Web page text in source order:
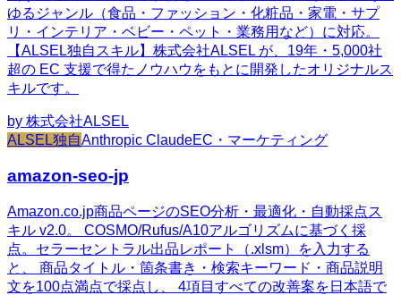
ゆるジャンル（食品・ファッション・化粧品・家電・サプ
リ・インテリア・ベビー・ペット・業務用など）に対応。
【ALSEL独自スキル】株式会社ALSEL が、19年・5,000社
超の EC 支援で得たノウハウをもとに開発したオリジナルス
キルです。
by 株式会社ALSEL
ALSEL独自Anthropic ClaudeEC・マーケティング
amazon-seo-jp
Amazon.co.jp商品ページのSEO分析・最適化・自動採点ス
キル v2.0。 COSMO/Rufus/A10アルゴリズムに基づく採
点。セラーセントラル出品レポート（.xlsm）を入力する
と、 商品タイトル・箇条書き・検索キーワード・商品説明
文を100点満点で採点し、 4項目すべての改善案を日本語で